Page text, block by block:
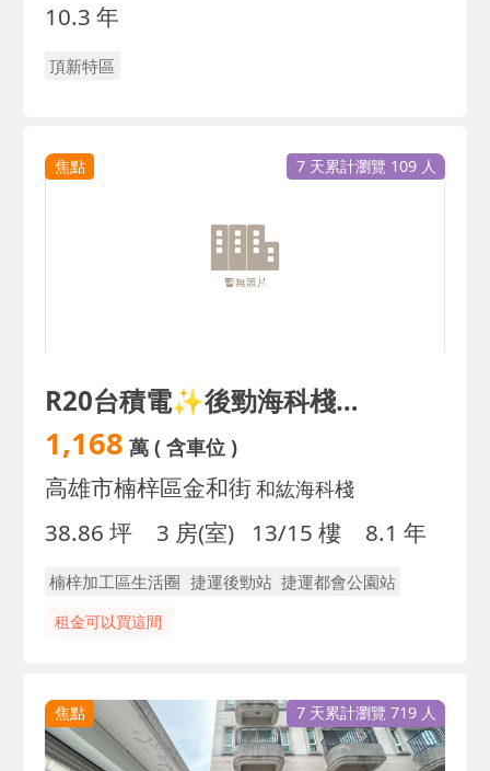
10.3 年
頂新特區
焦點 7 天累計瀏覽 109 人
R20台積電✨後勁海科棧✨三房平車✨高樓層
1,168 萬( 含車位 )
高雄市楠梓區金和街和紘海科棧
38.86 坪 3 房(室) 13/15 樓 8.1 年
楠梓加工區生活圈 捷運後勁站 捷運都會公園站
租金可以買這間
焦點 7 天累計瀏覽 719 人